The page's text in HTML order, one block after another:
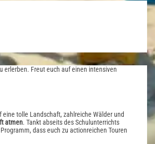
erlerben. Freut euch auf einen intensiven
tolle Landschaft, zahlreiche Wälder und
atmen. Tankt abseits des Schulunterrichts
dass euch zu actionreichen Touren